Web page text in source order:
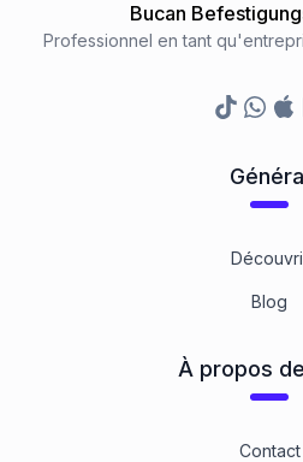
Bucan
Professionnel en tant
TikTok
Blog
À propos
Contact